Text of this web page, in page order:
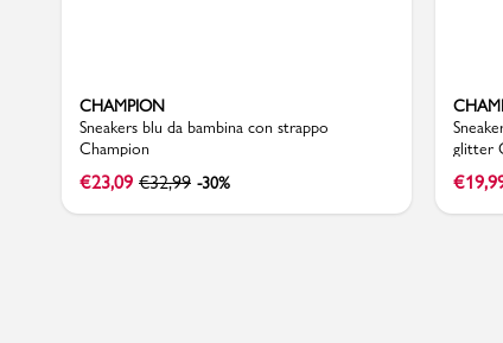
Gift card
CHAMPION
Sneakers blu da bambina con strappo
Champion
€23,09 €32,99 -30%
glitter
€